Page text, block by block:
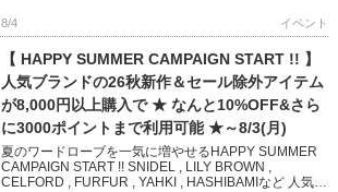
8/4 イベント
【 HAPPY SUMMER CAMPAIGN START !! 】
人気ブランドの26秋新作＆セール除外アイテム
が8,000円以上購入で ★ なんと10%OFF&さら
に3000ポイントまで利用可能 ★～8/3(月)
夏のワードローブを一気に増やせるHAPPY SUMMER
CAMPAIGN START !! SNIDEL , LILY BROWN ,
CELFORD , FURFUR , YAHKI , HASHIBAMIなど 人気